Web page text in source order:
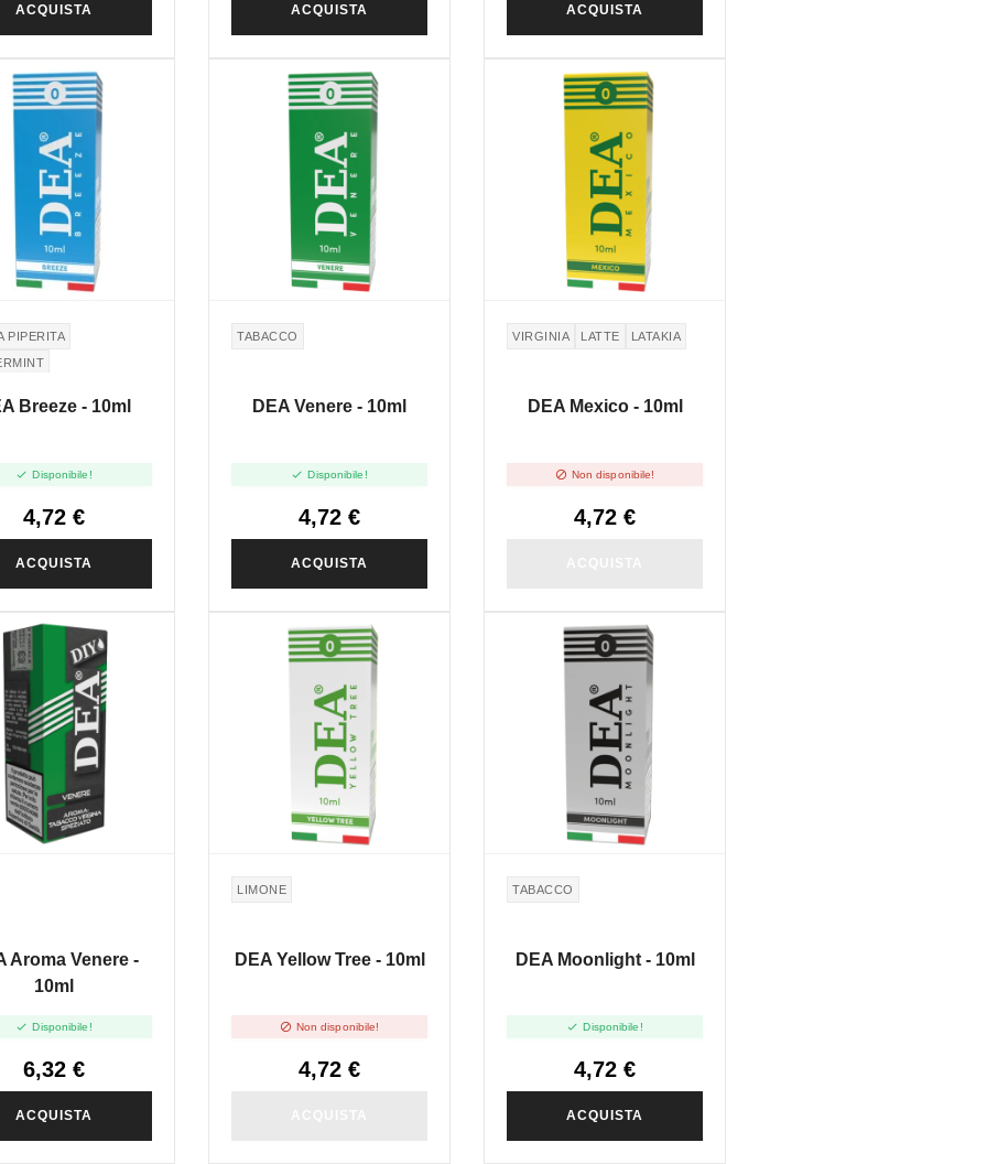
ACQUISTA ACQUISTA ACQUISTA
PIPERITA
Breeze - 10ml
 Disponibile!
4,72 €
ACQUISTA
TABACCO
DEA Venere - 10ml
 Disponibile!
4,72 €
ACQUISTA
VIRGINIA LATTE LATAKIA
DEA Mexico - 10ml
 Non disponibile!
4,72 €
Aroma Venere -
10ml
 Disponibile!
6,32 €
ACQUISTA
LIMONE
DEA Yellow Tree - 10ml
 Non disponibile!
4,72 €
TABACCO
DEA Moonlight - 10ml
 Disponibile!
4,72 €
ACQUISTA